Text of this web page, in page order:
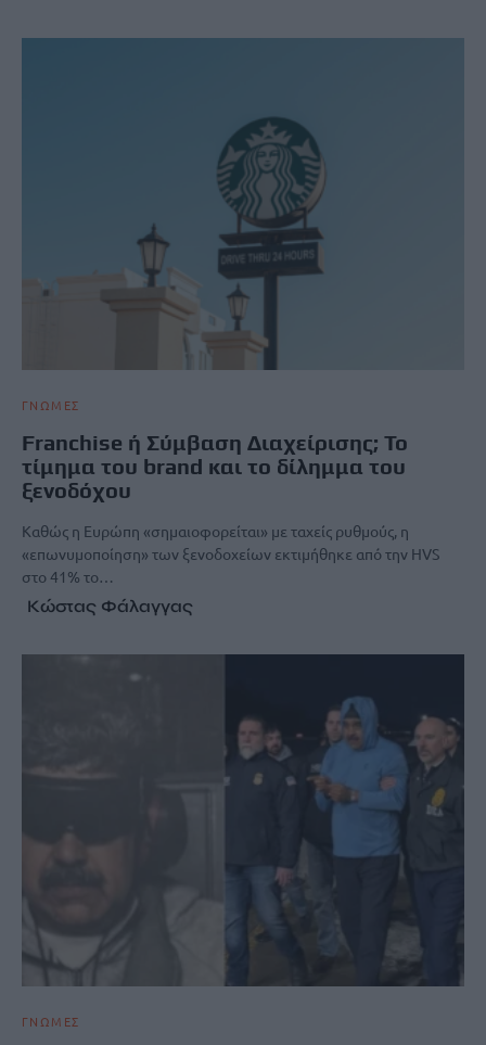
ΓΝΩΜΕΣ
Franchise ή Σύμβαση Διαχείρισης; Το
τίμημα του brand και το δίλημμα του
ξενοδόχου
Καθώς η Ευρώπη «σημαιοφορείται» με ταχείς ρυθμούς, η
«επωνυμοποίηση» των ξενοδοχείων εκτιμήθηκε από την HVS
στο 41% το…
Κώστας Φάλαγγας
ΓΝΩΜΕΣ